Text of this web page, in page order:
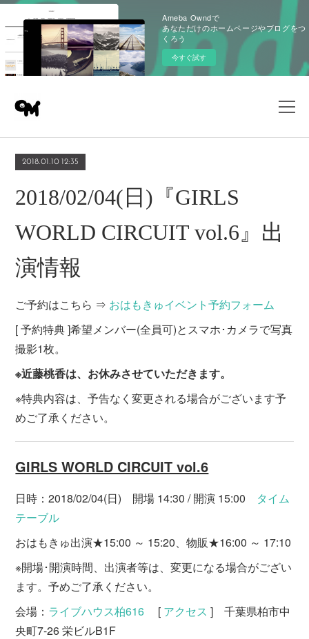
Ameba Owndで
あなただけのホームページやブログをつ
くろう
今すぐ試す
2018.01.10 12:35
2018/02/04(日)『GIRLS
WORLD CIRCUIT vol.6』出
演情報
ご予約はこちら ⇒ おはもきゅイベント予約フォーム
[ 予約特典 ]希望メンバー(全員可)とスマホ･カメラで写真
撮影1枚。
※近藤桃香は、お休みさせていただきます。
※特典内容は、予告なく変更される場合がございます予
めご了承ください。
GIRLS WORLD CIRCUIT vol.6
日時：2018/02/04(日) 開場 14:30 / 開演 15:00 タイム
テーブル
おはもきゅ出演★15:00 ～ 15:20、物販★16:00 ～ 17:10
※開場･開演時間、出演者等は、変更になる場合がござい
ます。予めご了承ください。
会場： ライブハウス柏616 [ アクセス ] 千葉県柏市中
央町7-26 栄ビルB1F